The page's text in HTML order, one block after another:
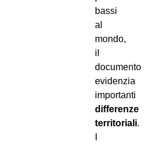
bassi
al
mondo,
il
documento
evidenzia
importanti
differenze
territoriali.